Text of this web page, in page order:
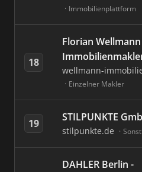
Immobilienplattform
18
Florian
wellmann-
Einzelner Makler
19 STILPUNKTE
stilpunkte.de
DAHLER Berlin -